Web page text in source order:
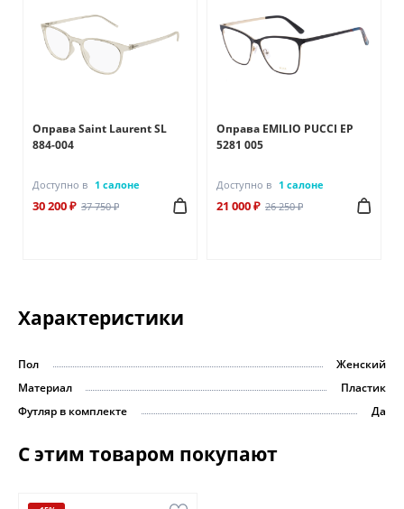
Оправа Saint Laurent SL
884-004
Доступно в 1 салоне
30 200 ₽ 37 750 ₽
Оправа EMILIO PUCCI EP
5281 005
Доступно в 1 салоне
21 000 ₽ 26 250 ₽
Характеристики
Пол
Женский
Материал
Пластик
Футляр в комплекте
Да
С этим товаром покупают